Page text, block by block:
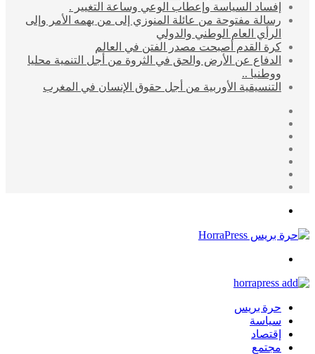
إفساد السياسة وإعطاب الوعي وساعة التغيير .
رسالة مفتوحة من عائلة المنوزي إلى من يهمه الأمر وإلى
الرأي العام الوطني والدولي
كرة القدم أصبحت مصدر الفتن في العالم
الدفاع عن الأرض والحق في الثروة من أجل التنمية محليا
ووطنيا ..
التنسيقية الأوربية من أجل حقوق الإنسان في المغرب
حرة بريس
سياسة
إقتصاد
مجتمع